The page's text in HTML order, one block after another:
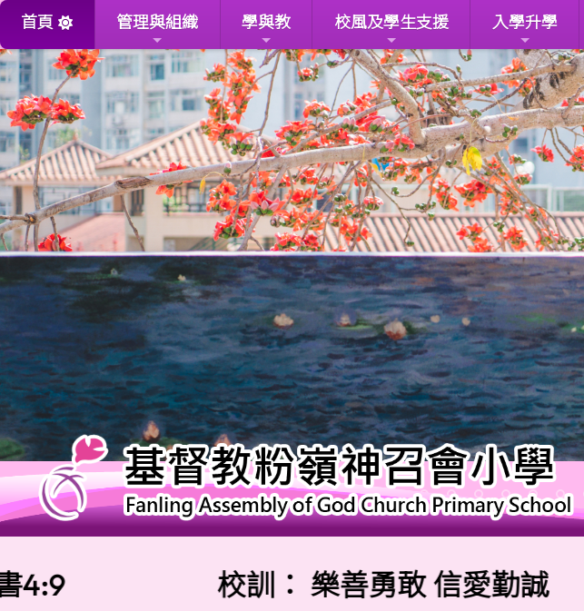
首頁 管理與組織 學與教 校風及學生支援 入學升學
校訓：樂善勇敢 信愛勤誠